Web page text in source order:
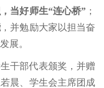
当好师生“连心桥” ；
， 并勉励大家以担当奋
展。
干部代表颁奖，并赠
晨、学生会主席团成